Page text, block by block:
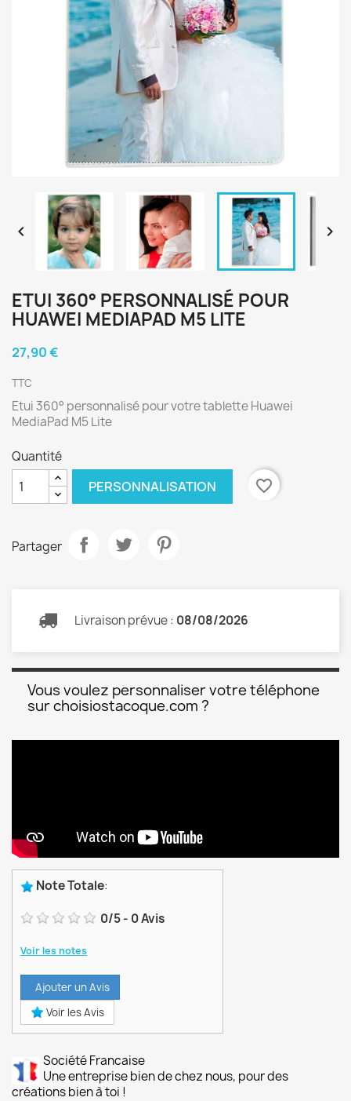
 
ETUI 360° PERSONNALISÉ POUR
HUAWEI MEDIAPAD M5 LITE
27,90 €
TTC
Etui 360° personnalisé pour votre tablette Huawei
MediaPad M5 Lite
Quantité
PERSONNALISATION favorite_border
Partager
Livraison prévue : 08/08/2026
Vous voulez personnaliser votre téléphone
sur choisiostacoque.com ?
Note Totale:
0/5- 0Avis
Voir les notes
Ajouter un Avis
Voir les Avis
Société Francaise
Une entreprise bien de chez nous, pour des
créations bien à toi !